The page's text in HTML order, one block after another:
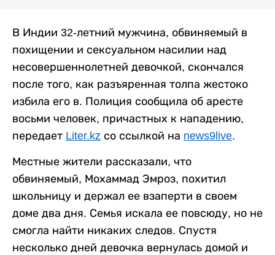
В Индии 32-летний мужчина, обвиняемый в
похищении и сексуальном насилии над
несовершеннолетней девочкой, скончался
после того, как разъяренная толпа жестоко
избила его в. Полиция сообщила об аресте
восьми человек, причастных к нападению,
передает Liter.kz со ссылкой на news9live.
Местные жители рассказали, что
обвиняемый, Мохаммад Эмроз, похитил
школьницу и держал ее взаперти в своем
доме два дня. Семья искала ее повсюду, но не
смогла найти никаких следов. Спустя
несколько дней девочка вернулась домой и